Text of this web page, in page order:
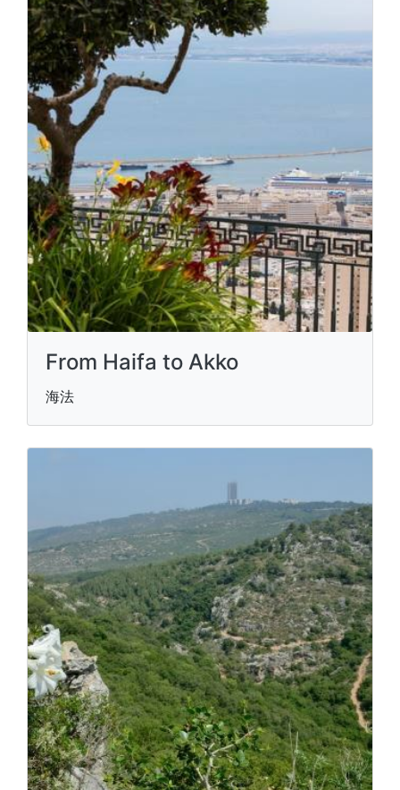
From Haifa to Akko
海法